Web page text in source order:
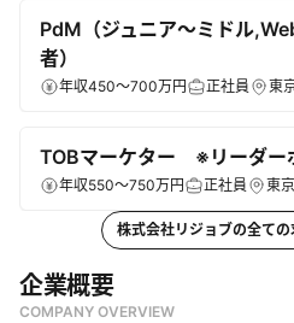
PdM（ジュニア～ミドル
者）
年収450～700万円 正社員 東
TOBマーケター ※リーダー
年収550～750万円 正社員 東
株式会社リジョブの全て
企業概要
COMPANY OVERVIEW